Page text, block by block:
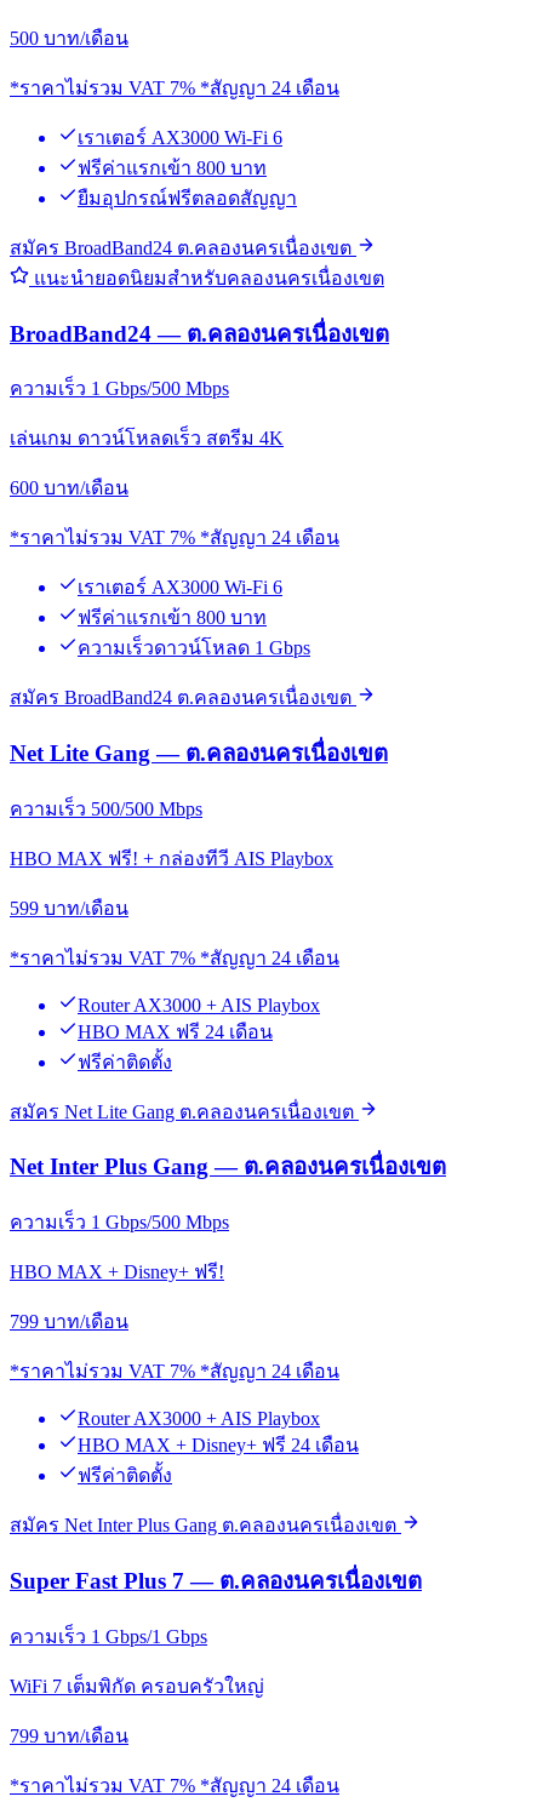
500 บาท/เดือน
*ราคาไม่รวม VAT 7% *สัญญา 24 เดือน
เราเตอร์ AX3000 Wi-Fi 6
ฟรีค่าแรกเข้า 800 บาท
ยืมอุปกรณ์ฟรีตลอดสัญญา
สมัคร BroadBand24 ต.คลองนครเนื่องเขต
แนะนำยอดนิยมสำหรับคลองนครเนื่องเขต
BroadBand24 — ต.คลองนครเนื่องเขต
ความเร็ว 1 Gbps/500 Mbps
เล่นเกม ดาวน์โหลดเร็ว สตรีม 4K
600 บาท/เดือน
*ราคาไม่รวม VAT 7% *สัญญา 24 เดือน
เราเตอร์ AX3000 Wi-Fi 6
ฟรีค่าแรกเข้า 800 บาท
ความเร็วดาวน์โหลด 1 Gbps
สมัคร BroadBand24 ต.คลองนครเนื่องเขต
Net Lite Gang — ต.คลองนครเนื่องเขต
ความเร็ว 500/500 Mbps
HBO MAX ฟรี! + กล่องทีวี AIS Playbox
599 บาท/เดือน
*ราคาไม่รวม VAT 7% *สัญญา 24 เดือน
Router AX3000 + AIS Playbox
HBO MAX ฟรี 24 เดือน
ฟรีค่าติดตั้ง
สมัคร Net Lite Gang ต.คลองนครเนื่องเขต
Net Inter Plus Gang — ต.คลองนครเนื่องเขต
ความเร็ว 1 Gbps/500 Mbps
HBO MAX + Disney+ ฟรี!
799 บาท/เดือน
*ราคาไม่รวม VAT 7% *สัญญา 24 เดือน
Router AX3000 + AIS Playbox
HBO MAX + Disney+ ฟรี 24 เดือน
ฟรีค่าติดตั้ง
สมัคร Net Inter Plus Gang ต.คลองนครเนื่องเขต
Super Fast Plus 7 — ต.คลองนครเนื่องเขต
ความเร็ว 1 Gbps/1 Gbps
WiFi 7 เต็มพิกัด ครอบครัวใหญ่
799 บาท/เดือน
*ราคาไม่รวม VAT 7% *สัญญา 24 เดือน